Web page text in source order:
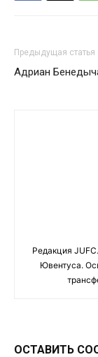
Предыдущая статья
Адриан
Редакция
Ювентуса.
ОСТАВИТЬ